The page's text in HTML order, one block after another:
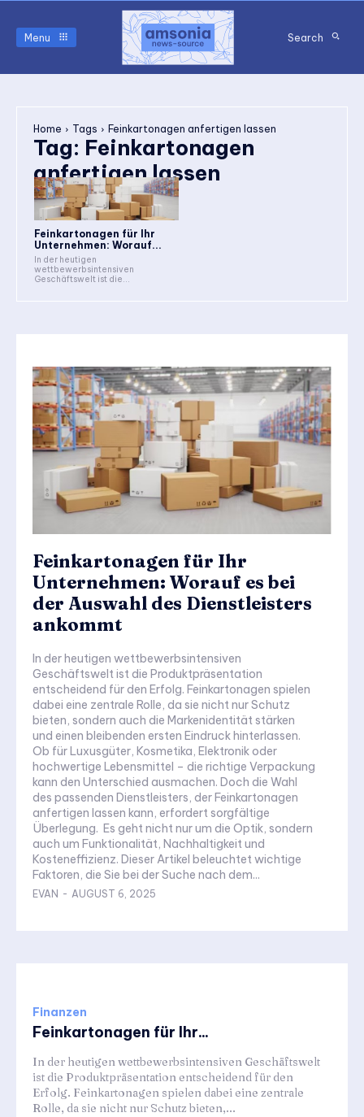
Menu Search
Home Tags Feinkartonagen anfertigen lassen
Tag: Feinkartonagen
anfertigen lassen
Feinkartonagen für Ihr
Unternehmen: Worauf...
In der heutigen
wettbewerbsintensiven
Geschäftswelt ist die...
Feinkartonagen für Ihr
Unternehmen: Worauf es bei
der Auswahl des Dienstleisters
ankommt
In der heutigen wettbewerbsintensiven
Geschäftswelt ist die Produktpräsentation
entscheidend für den Erfolg. Feinkartonagen spielen
dabei eine zentrale Rolle, da sie nicht nur Schutz
bieten, sondern auch die Markenidentität stärken
und einen bleibenden ersten Eindruck hinterlassen.
Ob für Luxusgüter, Kosmetika, Elektronik oder
hochwertige Lebensmittel – die richtige Verpackung
kann den Unterschied ausmachen. Doch die Wahl
des passenden Dienstleisters, der Feinkartonagen
anfertigen lassen kann, erfordert sorgfältige
Überlegung. Es geht nicht nur um die Optik, sondern
auch um Funktionalität, Nachhaltigkeit und
Kosteneffizienz. Dieser Artikel beleuchtet wichtige
Faktoren, die Sie bei der Suche nach dem...
EVAN - AUGUST 6, 2025
Finanzen
Feinkartonagen für Ihr...
In der heutigen wettbewerbsintensiven Geschäftswelt
ist die Produktpräsentation entscheidend für den
Erfolg. Feinkartonagen spielen dabei eine zentrale
Rolle, da sie nicht nur Schutz bieten,...